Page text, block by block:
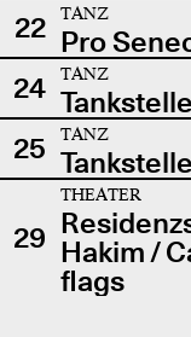
22
TANZ
Pro
24
TANZ
25
TANZ
29
THEATER
Hakim /
flags